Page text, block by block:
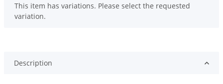
x
This item has variations. Please select the requested
variation.
Description